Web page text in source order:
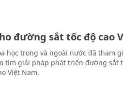
đường sắt tốc độ cao
học trong và ngoài nước đã tham
tìm giải pháp phát triển đường sắt
Việt Nam.